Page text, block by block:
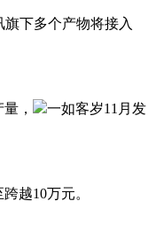
下多个产物将接入
， 一如客岁11月发
越10万元。